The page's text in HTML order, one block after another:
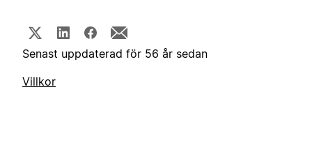
Senast uppdaterad för 56 år sedan
Villkor